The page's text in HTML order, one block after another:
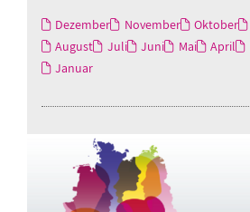
Dezember November Oktober
August
Juli Juni Mai April
Januar